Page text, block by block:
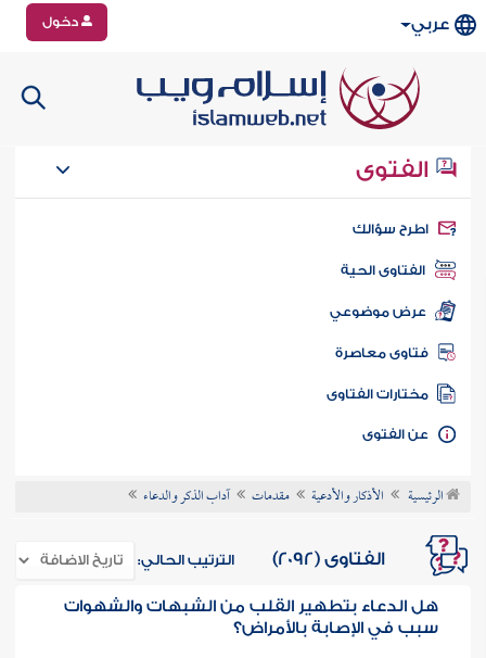
عربي دخول
الفتوى
سؤالك
الفتاوى الحية
عرض موضوعي
فتاوى معاصرة
مختارات الفتاوى
الفتوى
الرئيسية الأذكار والأدعية مقدمات آداب الذكر والدعاء
الفتاوى (2092) الترتيب الحالي:
هل الدعاء بتطهير القلب من الشبهات والشهوات
سبب في الإصابة بالأمراض؟